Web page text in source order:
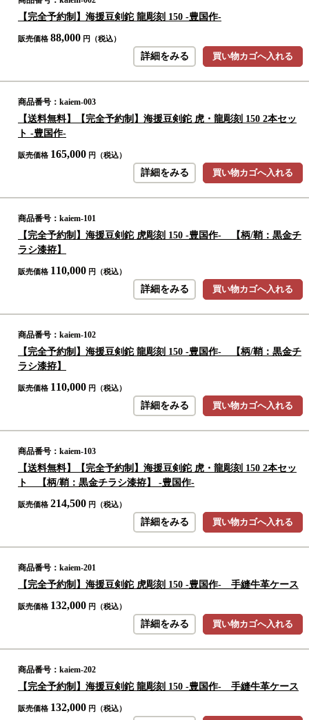
【完全予約制】海援豆剣鉈 龍彫刻 150 -豊国作-
販売価格 88,000 円（税込）
買い物カゴへ入れる
詳細をみる
商品番号：kaiem-003
【送料無料】【完全予約制】海援豆剣鉈 虎・龍彫刻 150 2本セッ
ト -豊国作-
販売価格 165,000 円（税込）
買い物カゴへ入れる
詳細をみる
商品番号：kaiem-101
【完全予約制】海援豆剣鉈 虎彫刻 150 -豊国作- 【柄/鞘：黒金チ
ラシ漆拵】
販売価格 110,000 円（税込）
買い物カゴへ入れる
詳細をみる
商品番号：kaiem-102
【完全予約制】海援豆剣鉈 龍彫刻 150 -豊国作- 【柄/鞘：黒金チ
ラシ漆拵】
販売価格 110,000 円（税込）
買い物カゴへ入れる
詳細をみる
商品番号：kaiem-103
【送料無料】【完全予約制】海援豆剣鉈 虎・龍彫刻 150 2本セッ
ト 【柄/鞘：黒金チラシ漆拵】 -豊国作-
販売価格 214,500 円（税込）
買い物カゴへ入れる
詳細をみる
商品番号：kaiem-201
【完全予約制】海援豆剣鉈 虎彫刻 150 -豊国作- 手縫牛革ケース
販売価格 132,000 円（税込）
買い物カゴへ入れる
詳細をみる
商品番号：kaiem-202
【完全予約制】海援豆剣鉈 龍彫刻 150 -豊国作- 手縫牛革ケース
販売価格 132,000 円（税込）